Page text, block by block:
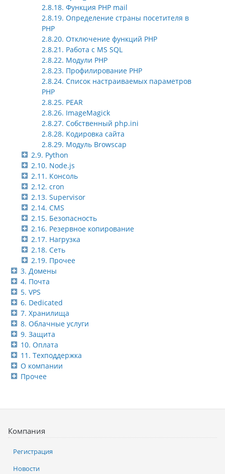
2.8.18. Функция PHP mail
2.8.19. Определение страны посетителя в
PHP
2.8.20. Отключение функций PHP
2.8.21. Работа с MS SQL
2.8.22. Модули PHP
2.8.23. Профилирование PHP
2.8.24. Список настраиваемых параметров
PHP
2.8.25. PEAR
2.8.26. ImageMagick
2.8.27. Собственный php.ini
2.8.28. Кодировка сайта
2.8.29. Модуль Browscap
2.9. Python
2.10. Node.js
2.11. Консоль
2.12. cron
2.13. Supervisor
2.14. CMS
2.15. Безопасность
2.16. Резервное копирование
2.17. Нагрузка
2.18. Сеть
2.19. Прочее
3. Домены
4. Почта
5. VPS
6. Dedicated
7. Хранилища
8. Облачные услуги
9. Защита
10. Оплата
11. Техподдержка
О компании
Прочее
Компания
Регистрация
Новости